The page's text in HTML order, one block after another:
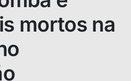
mortos na